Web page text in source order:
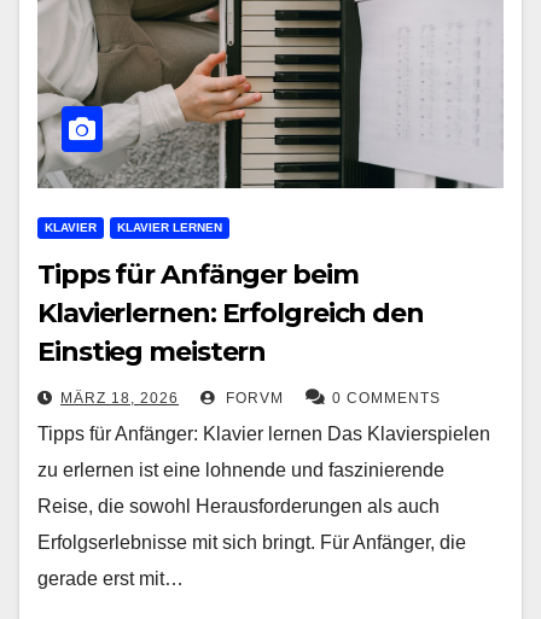
KLAVIER KLAVIER LERNEN
Tipps für Anfänger beim
Klavierlernen: Erfolgreich den
Einstieg meistern
MÄRZ 18, 2026 FORVM 0 COMMENTS
Tipps für Anfänger: Klavier lernen Das Klavierspielen
zu erlernen ist eine lohnende und faszinierende
Reise, die sowohl Herausforderungen als auch
Erfolgserlebnisse mit sich bringt. Für Anfänger, die
gerade erst mit…